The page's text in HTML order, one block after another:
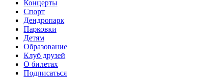
Концерты
Спорт
Дендропарк
Парковки
Детям
Образование
Клуб друзей
О билетах
Подписаться